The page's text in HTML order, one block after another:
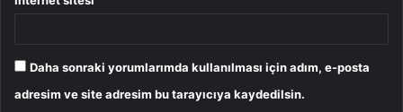
Daha sonraki yorumlarımda kullanılması için adım, e-posta
adresim ve site adresim bu tarayıcıya kaydedilsin.